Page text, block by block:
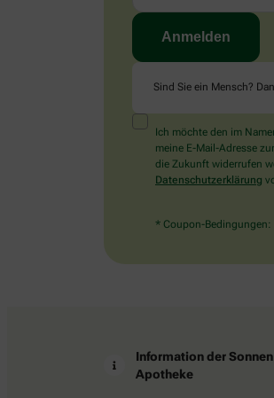
Sind Sie ein Mensch?
Ich möchte den im
meine E-Mail-Adresse
die Zukunft widerrufen
Datenschutzerklärung
* Coupon-Bedingungen:
Information der Sonnen
Apotheke